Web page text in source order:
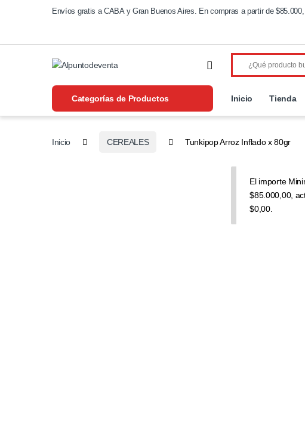
Saltar a navegación
Envíos gratis a CABA y Gran Buenos Aires. En compras a partir de
Categorías de Productos Inicio Tienda
Inicio CEREALES Tunkipop Arroz Inflado x 80gr
El importe
$85.000,00,
$0,00.